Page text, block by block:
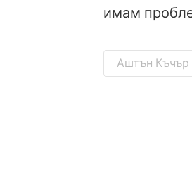
имам
Аштън Къчър